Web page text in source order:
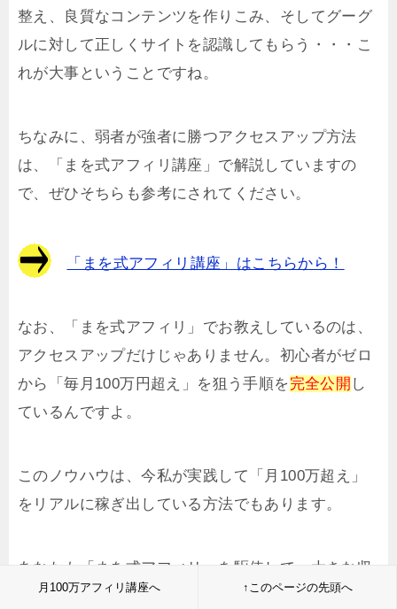
整え、良質なコンテンツを作りこみ、そしてグーグ
ルに対して正しくサイトを認識してもらう・・・こ
れが大事ということですね。
ちなみに、弱者が強者に勝つアクセスアップ方法
は、「まを式アフィリ講座」で解説していますの
で、ぜひそちらも参考にされてください。
「まを式アフィリ講座」はこちらから！
なお、「まを式アフィリ」でお教えしているのは、
アクセスアップだけじゃありません。初心者がゼロ
から「毎月100万円超え」を狙う手順を完全公開 し
ているんですよ。
このノウハウは、今私が実践して「月100万超え」
をリアルに稼ぎ出している方法でもあります。
あなたも「まを式アフィリ」を駆使して、大きな収
益を実現していただければ幸いです。
月100万アフィリ講座へ ↑このページの先頭へ